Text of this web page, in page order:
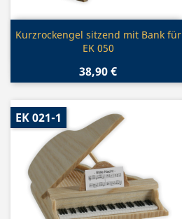
Vorschau
Kurzrockengel sitzend mit Bank für
EK 050
38,90 €
EK 021-1